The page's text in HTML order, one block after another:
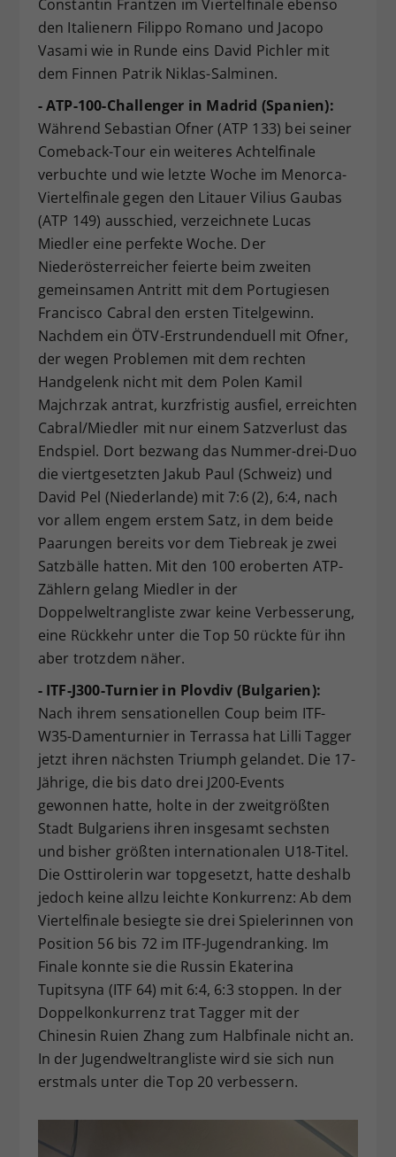
Constantin Frantzen im Viertelfinale ebenso
den Italienern Filippo Romano und Jacopo
Vasami wie in Runde eins David Pichler mit
dem Finnen Patrik Niklas-Salminen.
- ATP-100-Challenger in Madrid (Spanien):
Während Sebastian Ofner (ATP 133) bei seiner
Comeback-Tour ein weiteres Achtelfinale
verbuchte und wie letzte Woche im Menorca-
Viertelfinale gegen den Litauer Vilius Gaubas
(ATP 149) ausschied, verzeichnete Lucas
Miedler eine perfekte Woche. Der
Niederösterreicher feierte beim zweiten
gemeinsamen Antritt mit dem Portugiesen
Francisco Cabral den ersten Titelgewinn.
Nachdem ein ÖTV-Erstrundenduell mit Ofner,
der wegen Problemen mit dem rechten
Handgelenk nicht mit dem Polen Kamil
Majchrzak antrat, kurzfristig ausfiel, erreichten
Cabral/Miedler mit nur einem Satzverlust das
Endspiel. Dort bezwang das Nummer-drei-Duo
die viertgesetzten Jakub Paul (Schweiz) und
David Pel (Niederlande) mit 7:6 (2), 6:4, nach
vor allem engem erstem Satz, in dem beide
Paarungen bereits vor dem Tiebreak je zwei
Satzbälle hatten. Mit den 100 eroberten ATP-
Zählern gelang Miedler in der
Doppelweltrangliste zwar keine Verbesserung,
eine Rückkehr unter die Top 50 rückte für ihn
aber trotzdem näher.
- ITF-J300-Turnier in Plovdiv (Bulgarien):
Nach ihrem sensationellen Coup beim ITF-
W35-Damenturnier in Terrassa hat Lilli Tagger
jetzt ihren nächsten Triumph gelandet. Die 17-
Jährige, die bis dato drei J200-Events
gewonnen hatte, holte in der zweitgrößten
Stadt Bulgariens ihren insgesamt sechsten
und bisher größten internationalen U18-Titel.
Die Osttirolerin war topgesetzt, hatte deshalb
jedoch keine allzu leichte Konkurrenz: Ab dem
Viertelfinale besiegte sie drei Spielerinnen von
Position 56 bis 72 im ITF-Jugendranking. Im
Finale konnte sie die Russin Ekaterina
Tupitsyna (ITF 64) mit 6:4, 6:3 stoppen. In der
Doppelkonkurrenz trat Tagger mit der
Chinesin Ruien Zhang zum Halbfinale nicht an.
In der Jugendweltrangliste wird sie sich nun
erstmals unter die Top 20 verbessern.